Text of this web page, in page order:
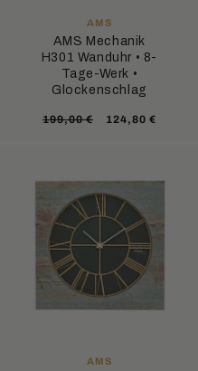
ANBIETER:
AMS
AMS Mechanik
H301 Wanduhr • 8-
Tage-Werk •
Glockenschlag
Normaler
199,00 € Verkaufspreis
124,80 €
ANBIETER:
AMS